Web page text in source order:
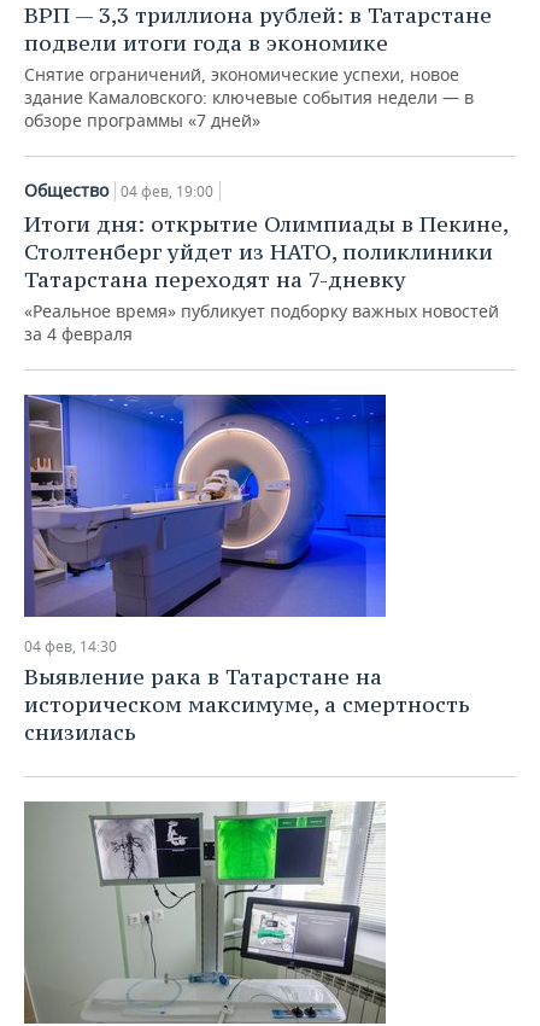
ВРП — 3,3 триллиона рублей: в Татарстане
подвели итоги года в экономике
Снятие ограничений, экономические успехи, новое
здание Камаловского: ключевые события недели — в
обзоре программы «7 дней»
Общество 04 фев, 19:00
Итоги дня: открытие Олимпиады в Пекине,
Столтенберг уйдет из НАТО, поликлиники
Татарстана переходят на 7-дневку
«Реальное время» публикует подборку важных новостей
за 4 февраля
04 фев, 14:30
Выявление рака в Татарстане на
историческом максимуме, а смертность
снизилась